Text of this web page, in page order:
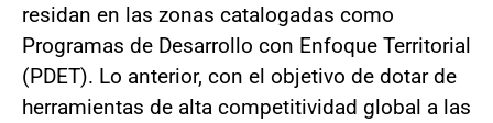
residan en las zonas catalogadas como
Programas de Desarrollo con Enfoque Territorial
(PDET). Lo anterior, con el objetivo de dotar de
herramientas de alta competitividad global a las